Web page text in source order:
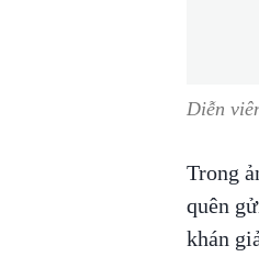
Diễn
Trong
quên
khán